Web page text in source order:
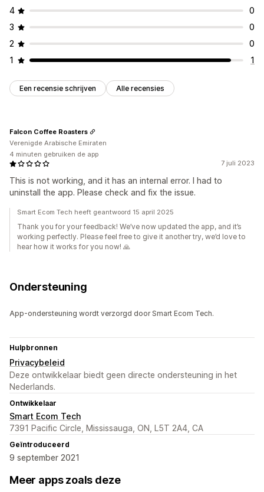
4
0
3
0
2
0
1
1
Een recensie schrijven Alle recensies
7 juli 2023
This is not working, and it has an internal error. I had to
uninstall the app. Please check and fix the issue.
Falcon Coffee Roasters
Verenigde Arabische Emiraten
4 minuten gebruiken de app
Smart Ecom Tech heeft geantwoord 15 april 2025
Thank you for your feedback! We’ve now updated the app, and it’s
working perfectly. Please feel free to give it another try, we’d love to
hear how it works for you now! 🙏
Ondersteuning
App-ondersteuning wordt verzorgd door Smart Ecom Tech.
Hulpbronnen
Privacybeleid
Deze ontwikkelaar biedt geen directe ondersteuning in het
Nederlands.
Ontwikkelaar
Smart Ecom Tech
7391 Pacific Circle, Mississauga, ON, L5T 2A4, CA
Geïntroduceerd
9 september 2021
Meer apps zoals deze